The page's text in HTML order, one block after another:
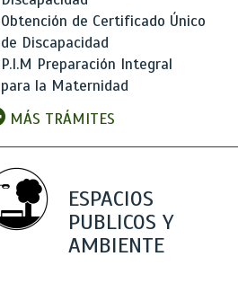
Obtención de Certificado Único
de Discapacidad
P.I.M Preparación Integral
para la Maternidad
MÁS TRÁMITES
ESPACIOS
PUBLICOS Y
AMBIENTE